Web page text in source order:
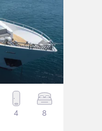
4 8